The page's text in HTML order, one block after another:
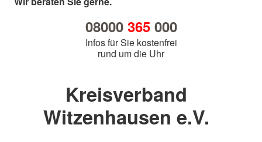
08000 365000
Infos für Sie kostenfrei
rund um die Uhr
Kreisverband
Witzenhausen e.V.